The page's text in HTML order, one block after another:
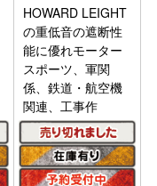
HOWARD LEIGHT
の重低音の遮断性
能に優れモーター
スポーツ、軍関
係、鉄道・航空機
関連、工事作